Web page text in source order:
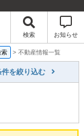
検索 お知らせ
索 > 不動産情報一覧
件を絞り込む